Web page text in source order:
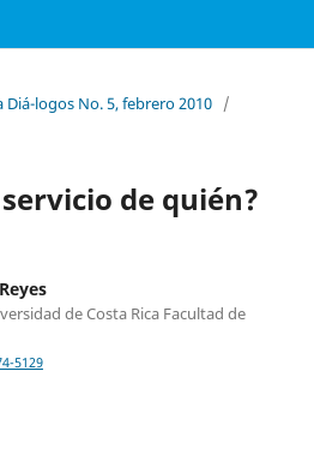
Diá-logos No. 5, febrero 2010 /
de quién?
de Costa Rica Facultad de
5129